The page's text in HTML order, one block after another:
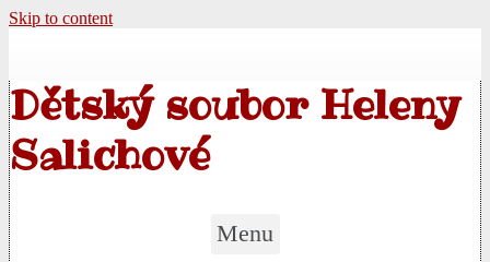
Skip to content
Dětský soubor Heleny
Salichové
Menu